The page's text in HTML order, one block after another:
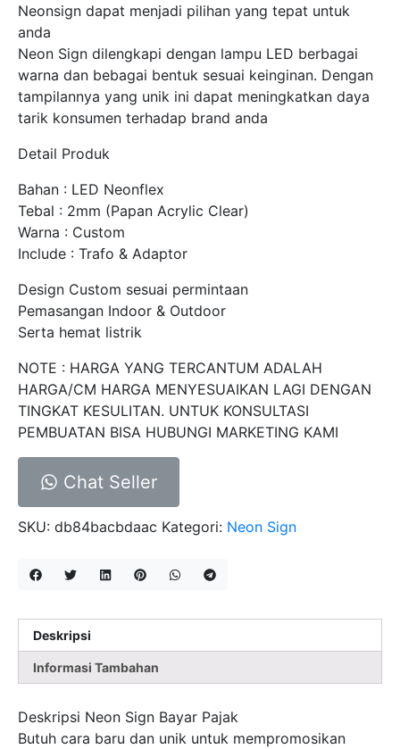
Neonsign dapat menjadi pilihan yang tepat untuk
anda
Neon Sign dilengkapi dengan lampu LED berbagai
warna dan bebagai bentuk sesuai keinginan. Dengan
tampilannya yang unik ini dapat meningkatkan daya
tarik konsumen terhadap brand anda
Detail Produk
Bahan : LED Neonflex
Tebal : 2mm (Papan Acrylic Clear)
Warna : Custom
Include : Trafo & Adaptor
Design Custom sesuai permintaan
Pemasangan Indoor & Outdoor
Serta hemat listrik
NOTE : HARGA YANG TERCANTUM ADALAH
HARGA/CM HARGA MENYESUAIKAN LAGI DENGAN
TINGKAT KESULITAN. UNTUK KONSULTASI
PEMBUATAN BISA HUBUNGI MARKETING KAMI
Chat Seller
SKU: db84bacbdaac Kategori: Neon Sign
Deskripsi
Informasi Tambahan
Deskripsi Neon Sign Bayar Pajak
Butuh cara baru dan unik untuk mempromosikan